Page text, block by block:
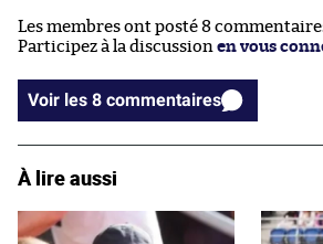
Les membres ont posté 8
Participez à la discussion en vous
Voir les 8 commentaires
À lire aussi